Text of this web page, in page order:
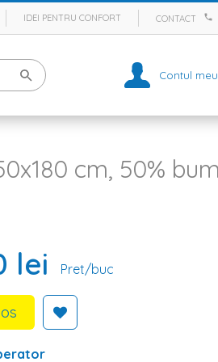
IDEI PENTRU CONFORT CONTACT
Contul meu
cm, 50%
lei Pret/buc